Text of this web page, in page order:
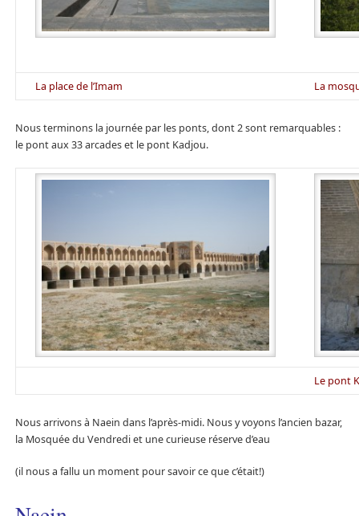
La place de l’Imam La
Nous terminons la journée par les ponts, dont 2 sont remarquables :
le pont aux 33 arcades et le pont Kadjou.
Le pont
Nous arrivons à Naein dans l’après-midi. Nous y voyons l’ancien bazar,
la Mosquée du Vendredi et une curieuse réserve d’eau
(il nous a fallu un moment pour savoir ce que c’était!)